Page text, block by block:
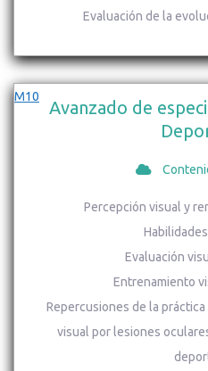
Evaluación de la
M10
Avanzado de
Percepción visual y
Evaluación
Entrenamiento
Repercusiones de la
visual por lesiones